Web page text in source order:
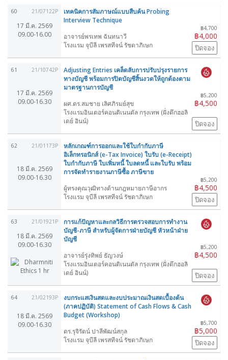
60 21/07122P
17 มี.ค. 2569
09.00-16.00
เทคนิคการสัมภาษณ์แบบสืบค้น Probing
Interview Technique
฿4,700
฿4,000
อาจารย์พรเทพ ฉันทนาวี
โรงแรม จุบีลี เพรสทีจน์ รัชดาภิเษก
ปิดจอง
61 21/10742P
17 มี.ค. 2569
09.00-16.30
Adjusting Entries เคล็ดลับการปรับปรุงรายการ
ทางบัญชี พร้อมการปิดบัญชีสิ้นงวดให้ถูกต้องตาม
มาตรฐานการบัญชี
฿5,200
฿4,500
ผศ.ดร.สมชาย เลิศภิรมย์สุข
โรงแรมอินเตอร์คอนติเนนตัล กรุงเทพ (ฝั่งตึกฮอลิ
เดย์ อินน์)
ปิดจอง
62 21/01173P
18 มี.ค. 2569
09.00-16.30
หลักเกณฑ์การออกและใช้ใบกำกับภาษี
อิเล็กทรอนิกส์ (e-Tax Invoice) ใบรับ (e-Receipt)
ใบกำกับภาษี ใบเพิ่มหนี้ ใบลดหนี้ และใบรับ พร้อม
การจัดทำรายงานภาษีซื้อ ภาษีขาย
฿5,200
฿4,500
ผู้ทรงคุณวุฒิทางด้านกฎหมายภาษีอากร
โรงแรม จุบีลี เพรสทีจน์ รัชดาภิเษก
ปิดจอง
63 21/01921P
18 มี.ค. 2569
09.00-16.30
การแก้ปัญหาและกลวิธีการตรวจสอบการทำงาน
บัญชี-ภาษี สำหรับผู้จัดการฝ่ายบัญชี หัวหน้าฝ่าย
บัญชี
฿5,200
฿4,500
อาจารย์รุ่งทิพย์ ธัญวงษ์
โรงแรมอินเตอร์คอนติเนนตัล กรุงเทพ (ฝั่งตึกฮอลิ
เดย์ อินน์)
ปิดจอง
64 21/02193P
18 มี.ค. 2569
09.00-16.30
งบกระแสเงินสดและงบประมาณเงินสดเบื้องต้น
(ภาคปฏิบัติ) Statement of Cash Flows & Cash
Budget (Workshop)
฿5,700
฿5,000
ดร.รุจิรัตน์ ปาลีพัฒน์สกุล
โรงแรม จุบีลี เพรสทีจน์ รัชดาภิเษก
ปิดจอง